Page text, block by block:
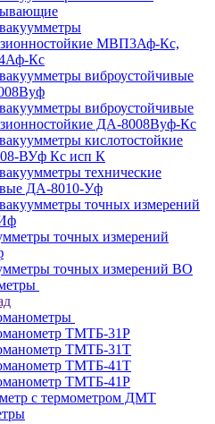
МВП3Аф-Кс,
Кс
виброустойчивые
виброустойчивые
ДА-8008Вуф-Кс
кислотостойкие
ВУф Кс исп К
технические
ДА-8010-Уф
точных измерений
точных измерений
точных измерений ВО
ТМТБ-31Р
ТМТБ-31Т
ТМТБ-41Т
ТМТБ-41Р
с термометром ДМТ